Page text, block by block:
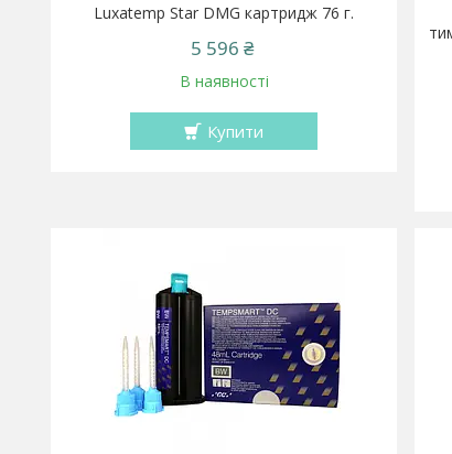
Luxatemp Star DMG картридж 76 г.
5 596 ₴
В наявності
Купити